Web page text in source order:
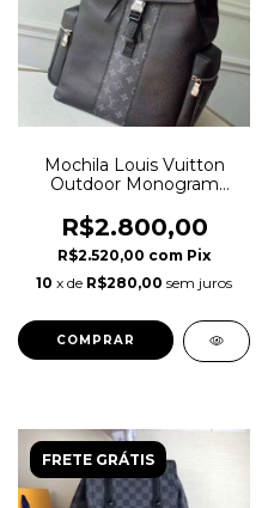
Mochila Louis Vuitton
Outdoor Monogram
R$2.800,00
R$2.520,00 com Pix
10 x de R$280,00 sem juros
FRETE GRÁTIS